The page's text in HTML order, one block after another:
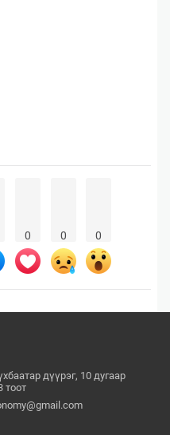
0 0 0
дүүрэг, 10 дугаар
тоот